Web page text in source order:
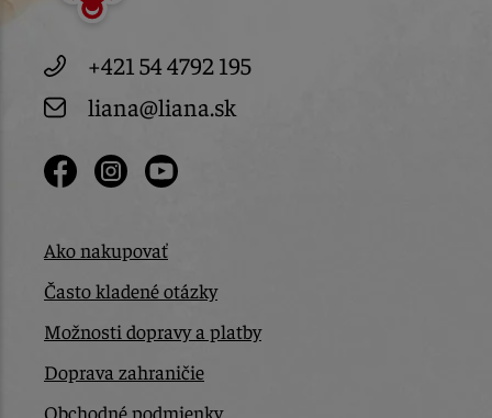
+421 54 4792 195
liana@liana.sk
Ako nakupovať
Často kladené otázky
Možnosti dopravy a platby
Doprava zahraničie
Obchodné podmienky